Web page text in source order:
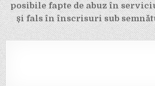
posibile fapte de abuz în
și fals în înscrisuri sub